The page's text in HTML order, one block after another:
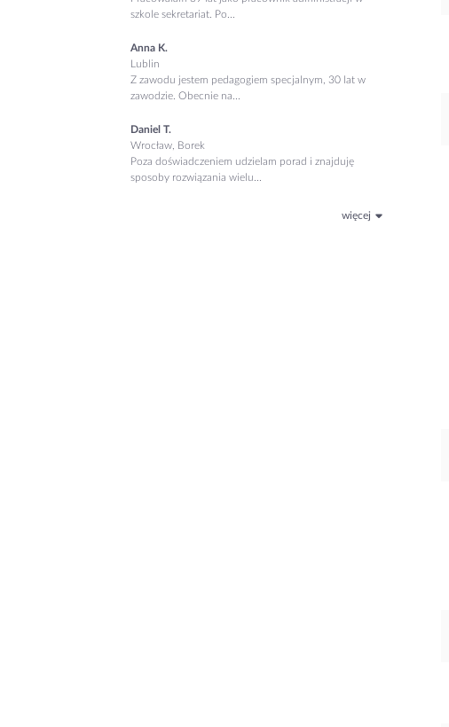
szkole sekretariat. Po...
Anna K.
Lublin
Z zawodu jestem pedagogiem specjalnym, 30 lat w
zawodzie. Obecnie na...
Daniel T.
Wrocław, Borek
Poza doświadczeniem udzielam porad i znajduję
sposoby rozwiązania wielu...
więcej